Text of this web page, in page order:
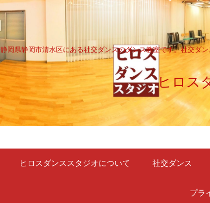
静岡県静岡市清水区にある社交ダンスのダンス教室です。社交ダ
ヒロス
ヒロスダンススタジオについて 社交ダンス
プラ